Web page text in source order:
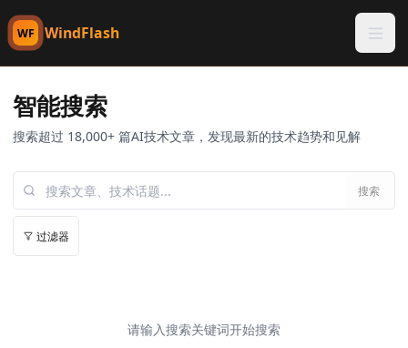
WF WindFlash
智能搜索
搜索超过 18,000+ 篇AI技术文章，发现最新的技术趋势和见解
搜索
过滤器
请输入搜索关键词开始搜索